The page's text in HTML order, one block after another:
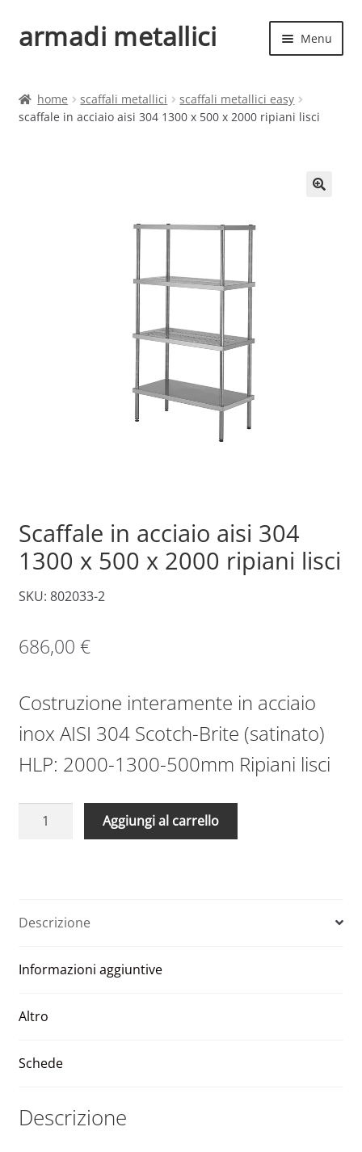
Vai
alla
Vai
al
armadi metallici Menu
menu
Shop
child
home scaffali metallici
scaffali metallici easy
scaffale in acciaio aisi 304 1300 x 500 x 2000 ripiani lisci
Scaffale in acciaio aisi 304
1300 x 500 x 2000 ripiani lisci
SKU: 802033-2
686,00 €
Costruzione interamente in acciaio
inox AISI 304 Scotch-Brite (satinato)
HLP: 2000-1300-500mm Ripiani lisci
Scaffale
x
x
ripiani
quantità
Aggiungi al carrello
Descrizione
Informazioni aggiuntive
Altro
Schede
Descrizione